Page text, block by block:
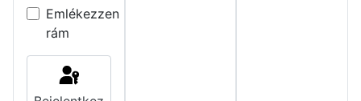
Emlékezzen
rám